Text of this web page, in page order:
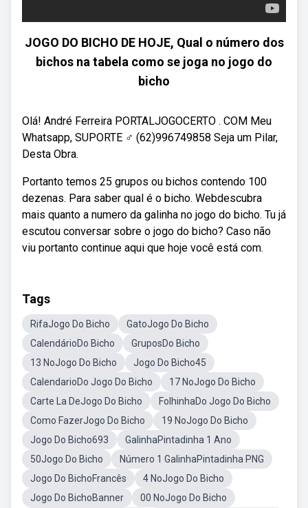
JOGO DO BICHO DE HOJE, Qual o número dos
bichos na tabela como se joga no jogo do
bicho
Olá! André Ferreira PORTALJOGOCERTO . COM Meu
Whatsapp, SUPORTE ‍♂️ (62)996749858 Seja um Pilar,
Desta Obra.
Portanto temos 25 grupos ou bichos contendo 100
dezenas. Para saber qual é o bicho. Webdescubra
mais quanto a numero da galinha no jogo do bicho. Tu já
escutou conversar sobre o jogo do bicho? Caso não
viu portanto continue aqui que hoje você está com.
Tags
RifaJogo Do Bicho
GatoJogo Do Bicho
CalendárioDo Bicho
GruposDo Bicho
13 NoJogo Do Bicho
Jogo Do Bicho45
CalendarioDo Jogo Do Bicho
17 NoJogo Do Bicho
Carte La DeJogo Do Bicho
FolhinhaDo Jogo Do Bicho
Como FazerJogo Do Bicho
19 NoJogo Do Bicho
Jogo Do Bicho693
GalinhaPintadinha 1 Ano
50Jogo Do Bicho
Número 1 GalinhaPintadinha PNG
Jogo Do BichoFrancês
4 NoJogo Do Bicho
Jogo Do BichoBanner
00 NoJogo Do Bicho